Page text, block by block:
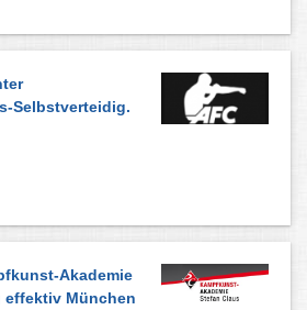
Selbstverteidig.
Akademie
München